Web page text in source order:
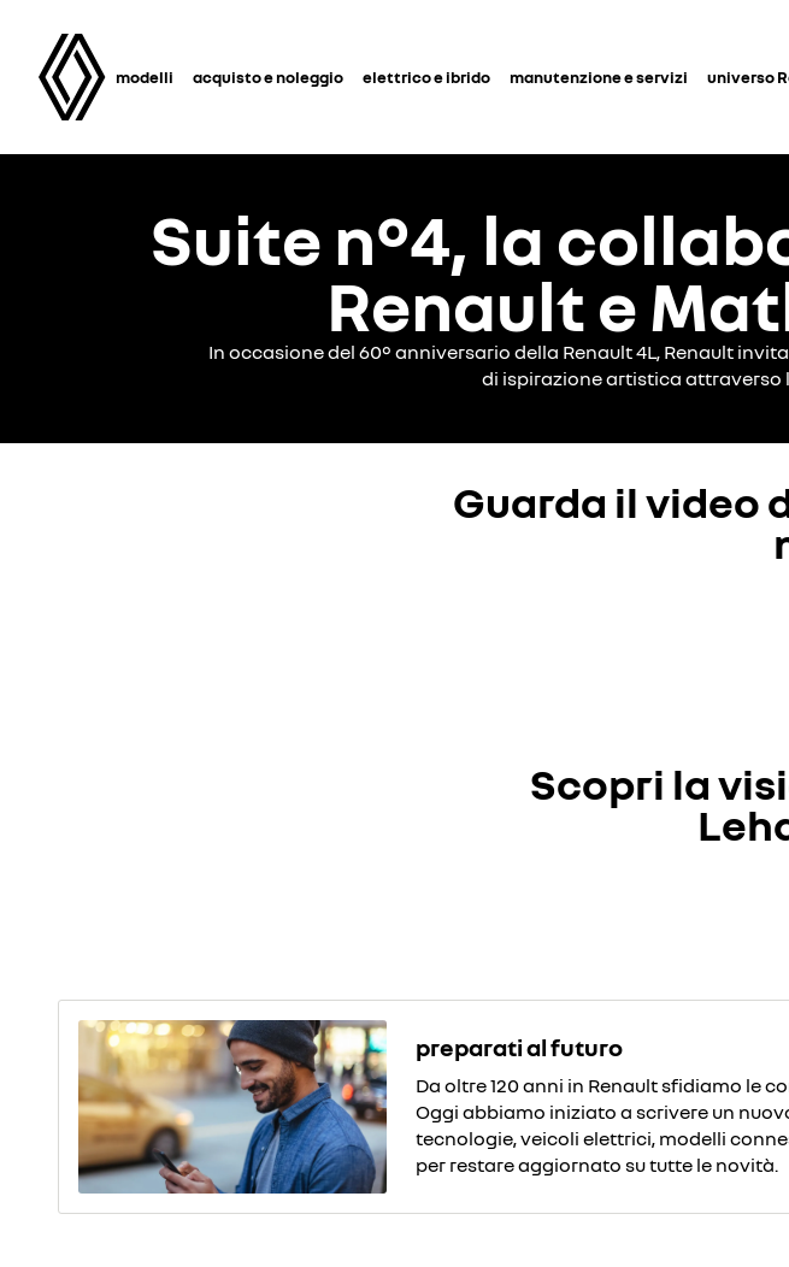
modelli acquisto e noleggio elettrico e ibrido manutenzione e servizi universo
Suite n°4, la
Renault e
In occasione del 60° anniversario della Renault 4L, Renault
di ispirazione artistica attraverso
Guarda il video
Scopri la
preparati al futuro
Da oltre 120 anni in Renault sfidiamo le
Oggi abbiamo iniziato a scrivere un
tecnologie, veicoli elettrici, modelli
per restare aggiornato su tutte le novità.